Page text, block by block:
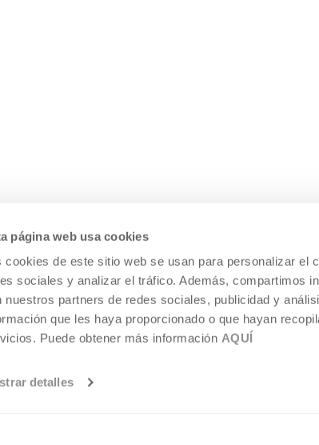
página web usa cookies
cookies de este sitio web se usan para personalizar el
sociales y analizar el tráfico. Además, compartimos
nuestros partners de redes sociales, publicidad y
que les haya proporcionado o que hayan
Puede obtener más información AQUÍ
detalles
DE CULTURA CONTEMPORÁNEA,